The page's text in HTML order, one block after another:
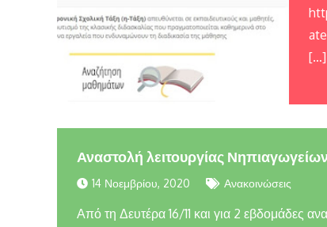
[…]
Αναστολή λειτουργίας
14 Νοεμβρίου, 2020 Ανακοινώσεις
Από τη Δευτέρα 16/11 και για 2 εβδομάδες